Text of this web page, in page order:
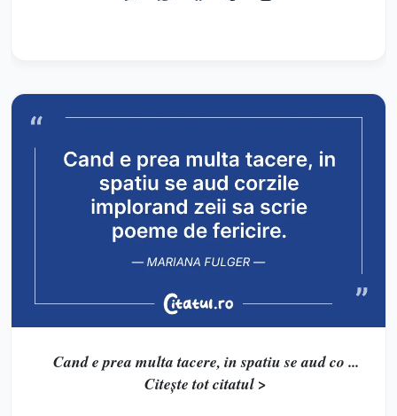
Cand e prea multa tacere, in spatiu se aud co ...
Citește tot citatul >